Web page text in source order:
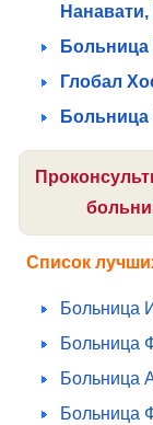
Больница
Глобал
Больница
Список
Больница
Больница
Больница
Больница